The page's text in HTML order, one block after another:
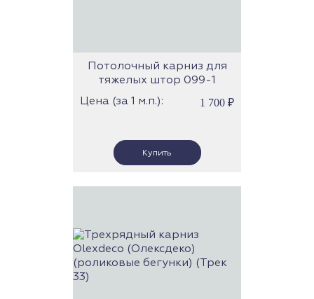
Потолочный карниз для
тяжелых штор 099-1
Цена (за 1 м.п.):
1 700 ₽